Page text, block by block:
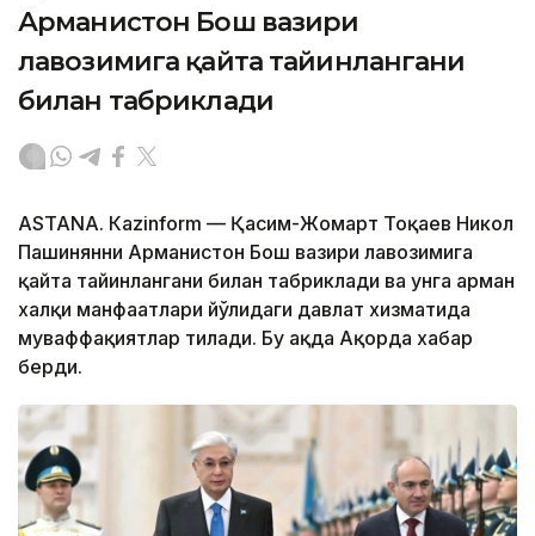
Арманистон Бош вазири
лавозимига қайта тайинлангани
билан табриклади
ASTANА. Кazinform — Қасим-Жомарт Тоқаев Никол
Пашинянни Арманистон Бош вазири лавозимига
қайта тайинлангани билан табриклади ва унга арман
халқи манфаатлари йўлидаги давлат хизматида
муваффақиятлар тилади. Бу ҳақда Ақорда хабар
берди.